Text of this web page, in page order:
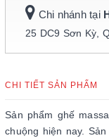
Chi nhánh tại
25 DC9 Sơn Kỳ,
CHI TIẾT SẢN PHẨM
Sản phẩm ghế
chuộng hiện nay.